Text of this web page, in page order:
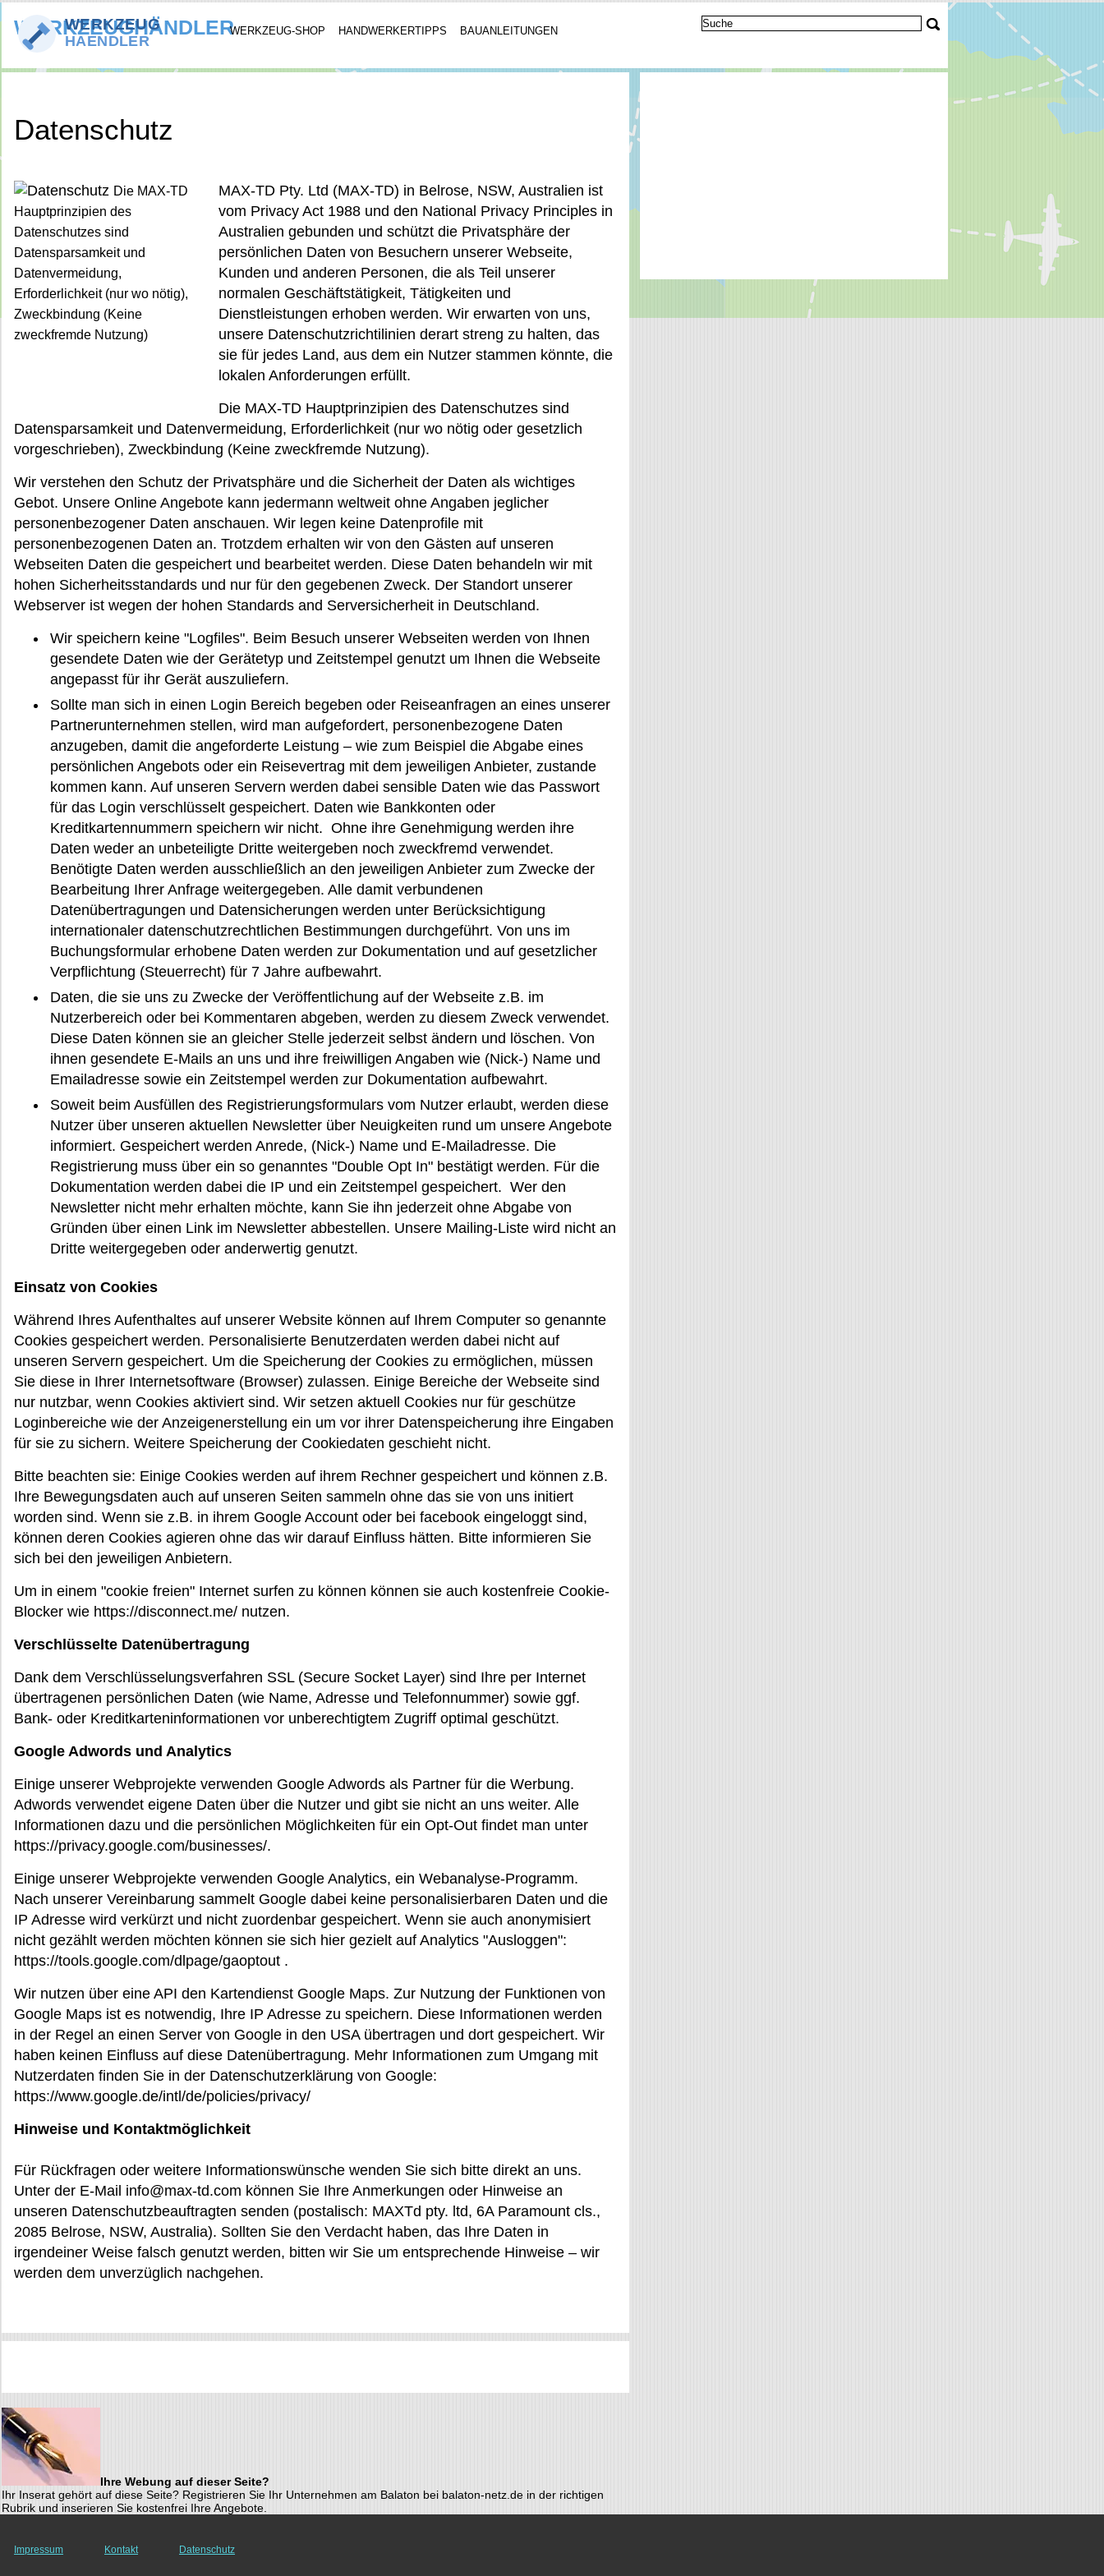
WERKZEUGHÄNDLERWERKZEUG-SHOP HANDWERKERTIPPS BAUANLEITUNGEN
Datenschutz
Die MAX-TD
Hauptprinzipien des
Datenschutzes sind
Datensparsamkeit und
Datenvermeidung,
Erforderlichkeit (nur wo nötig),
Zweckbindung (Keine
zweckfremde Nutzung)
MAX-TD Pty. Ltd (MAX-TD) in Belrose, NSW, Australien ist
vom Privacy Act 1988 und den National Privacy Principles in
Australien gebunden und schützt die Privatsphäre der
persönlichen Daten von Besuchern unserer Webseite,
Kunden und anderen Personen, die als Teil unserer
normalen Geschäftstätigkeit, Tätigkeiten und
Dienstleistungen erhoben werden. Wir erwarten von uns,
unsere Datenschutzrichtilinien derart streng zu halten, das
sie für jedes Land, aus dem ein Nutzer stammen könnte, die
lokalen Anforderungen erfüllt.
Die MAX-TD Hauptprinzipien des Datenschutzes sind
Datensparsamkeit und Datenvermeidung, Erforderlichkeit (nur wo nötig oder gesetzlich
vorgeschrieben), Zweckbindung (Keine zweckfremde Nutzung).
Wir verstehen den Schutz der Privatsphäre und die Sicherheit der Daten als wichtiges
Gebot. Unsere Online Angebote kann jedermann weltweit ohne Angaben jeglicher
personenbezogener Daten anschauen. Wir legen keine Datenprofile mit
personenbezogenen Daten an. Trotzdem erhalten wir von den Gästen auf unseren
Webseiten Daten die gespeichert und bearbeitet werden. Diese Daten behandeln wir mit
hohen Sicherheitsstandards und nur für den gegebenen Zweck. Der Standort unserer
Webserver ist wegen der hohen Standards and Serversicherheit in Deutschland.
Wir speichern keine "Logfiles". Beim Besuch unserer Webseiten werden von Ihnen
gesendete Daten wie der Gerätetyp und Zeitstempel genutzt um Ihnen die Webseite
angepasst für ihr Gerät auszuliefern.
Sollte man sich in einen Login Bereich begeben oder Reiseanfragen an eines unserer
Partnerunternehmen stellen, wird man aufgefordert, personenbezogene Daten
anzugeben, damit die angeforderte Leistung – wie zum Beispiel die Abgabe eines
persönlichen Angebots oder ein Reisevertrag mit dem jeweiligen Anbieter, zustande
kommen kann. Auf unseren Servern werden dabei sensible Daten wie das Passwort
für das Login verschlüsselt gespeichert. Daten wie Bankkonten oder
Kreditkartennummern speichern wir nicht. Ohne ihre Genehmigung werden ihre
Daten weder an unbeteiligte Dritte weitergeben noch zweckfremd verwendet.
Benötigte Daten werden ausschließlich an den jeweiligen Anbieter zum Zwecke der
Bearbeitung Ihrer Anfrage weitergegeben. Alle damit verbundenen
Datenübertragungen und Datensicherungen werden unter Berücksichtigung
internationaler datenschutzrechtlichen Bestimmungen durchgeführt. Von uns im
Buchungsformular erhobene Daten werden zur Dokumentation und auf gesetzlicher
Verpflichtung (Steuerrecht) für 7 Jahre aufbewahrt.
Daten, die sie uns zu Zwecke der Veröffentlichung auf der Webseite z.B. im
Nutzerbereich oder bei Kommentaren abgeben, werden zu diesem Zweck verwendet.
Diese Daten können sie an gleicher Stelle jederzeit selbst ändern und löschen. Von
ihnen gesendete E-Mails an uns und ihre freiwilligen Angaben wie (Nick-) Name und
Emailadresse sowie ein Zeitstempel werden zur Dokumentation aufbewahrt.
Soweit beim Ausfüllen des Registrierungsformulars vom Nutzer erlaubt, werden diese
Nutzer über unseren aktuellen Newsletter über Neuigkeiten rund um unsere Angebote
informiert. Gespeichert werden Anrede, (Nick-) Name und E-Mailadresse. Die
Registrierung muss über ein so genanntes "Double Opt In" bestätigt werden. Für die
Dokumentation werden dabei die IP und ein Zeitstempel gespeichert. Wer den
Newsletter nicht mehr erhalten möchte, kann Sie ihn jederzeit ohne Abgabe von
Gründen über einen Link im Newsletter abbestellen. Unsere Mailing-Liste wird nicht an
Dritte weitergegeben oder anderwertig genutzt.
Einsatz von Cookies
Während Ihres Aufenthaltes auf unserer Website können auf Ihrem Computer so genannte
Cookies gespeichert werden. Personalisierte Benutzerdaten werden dabei nicht auf
unseren Servern gespeichert. Um die Speicherung der Cookies zu ermöglichen, müssen
Sie diese in Ihrer Internetsoftware (Browser) zulassen. Einige Bereiche der Webseite sind
nur nutzbar, wenn Cookies aktiviert sind. Wir setzen aktuell Cookies nur für geschütze
Loginbereiche wie der Anzeigenerstellung ein um vor ihrer Datenspeicherung ihre Eingaben
für sie zu sichern. Weitere Speicherung der Cookiedaten geschieht nicht.
Bitte beachten sie: Einige Cookies werden auf ihrem Rechner gespeichert und können z.B.
Ihre Bewegungsdaten auch auf unseren Seiten sammeln ohne das sie von uns initiert
worden sind. Wenn sie z.B. in ihrem Google Account oder bei facebook eingeloggt sind,
können deren Cookies agieren ohne das wir darauf Einfluss hätten. Bitte informieren Sie
sich bei den jeweiligen Anbietern.
Um in einem "cookie freien" Internet surfen zu können können sie auch kostenfreie Cookie-
Blocker wie https://disconnect.me/ nutzen.
Verschlüsselte Datenübertragung
Dank dem Verschlüsselungsverfahren SSL (Secure Socket Layer) sind Ihre per Internet
übertragenen persönlichen Daten (wie Name, Adresse und Telefonnummer) sowie ggf.
Bank- oder Kreditkarteninformationen vor unberechtigtem Zugriff optimal geschützt.
Google Adwords und Analytics
Einige unserer Webprojekte verwenden Google Adwords als Partner für die Werbung.
Adwords verwendet eigene Daten über die Nutzer und gibt sie nicht an uns weiter. Alle
Informationen dazu und die persönlichen Möglichkeiten für ein Opt-Out findet man unter
https://privacy.google.com/businesses/.
Einige unserer Webprojekte verwenden Google Analytics, ein Webanalyse-Programm.
Nach unserer Vereinbarung sammelt Google dabei keine personalisierbaren Daten und die
IP Adresse wird verkürzt und nicht zuordenbar gespeichert. Wenn sie auch anonymisiert
nicht gezählt werden möchten können sie sich hier gezielt auf Analytics "Ausloggen":
https://tools.google.com/dlpage/gaoptout .
Wir nutzen über eine API den Kartendienst Google Maps. Zur Nutzung der Funktionen von
Google Maps ist es notwendig, Ihre IP Adresse zu speichern. Diese Informationen werden
in der Regel an einen Server von Google in den USA übertragen und dort gespeichert. Wir
haben keinen Einfluss auf diese Datenübertragung. Mehr Informationen zum Umgang mit
Nutzerdaten finden Sie in der Datenschutzerklärung von Google:
https://www.google.de/intl/de/policies/privacy/
Hinweise und Kontaktmöglichkeit
Für Rückfragen oder weitere Informationswünsche wenden Sie sich bitte direkt an uns.
Unter der E-Mail info@max-td.com können Sie Ihre Anmerkungen oder Hinweise an
unseren Datenschutzbeauftragten senden (postalisch: MAXTd pty. ltd, 6A Paramount cls.,
2085 Belrose, NSW, Australia). Sollten Sie den Verdacht haben, das Ihre Daten in
irgendeiner Weise falsch genutzt werden, bitten wir Sie um entsprechende Hinweise – wir
werden dem unverzüglich nachgehen.
Ihre Webung auf dieser Seite?
Ihr Inserat gehört auf diese Seite? Registrieren Sie Ihr Unternehmen am Balaton bei balaton-netz.de in der richtigen
Rubrik und inserieren Sie kostenfrei Ihre Angebote.
Impressum Kontakt Datenschutz